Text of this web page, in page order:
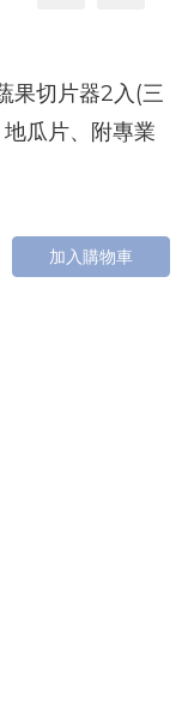
果切片器2入(三
瓜片、附專業
加入購物車